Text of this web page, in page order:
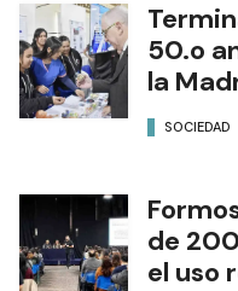
50.o
la
SOCIEDAD
de
el uso